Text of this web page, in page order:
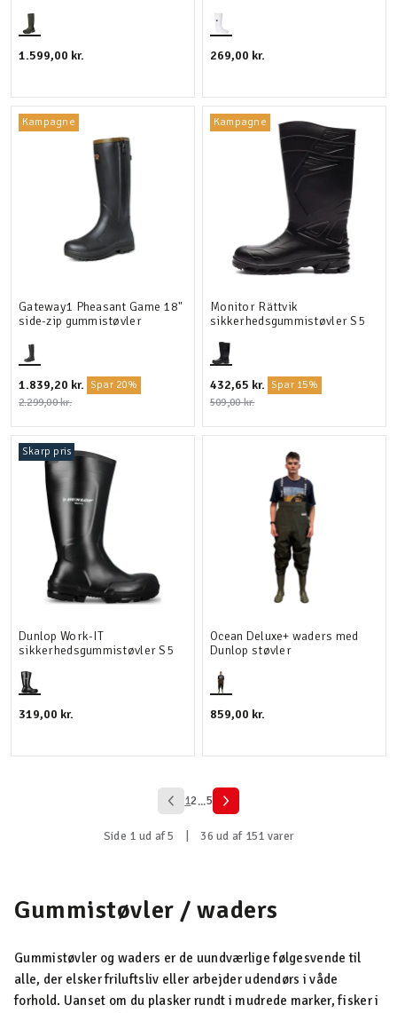
1.599,00 kr. 269,00 kr.
Kampagne
Gateway1 Pheasant Game 18"
side-zip gummistøvler
1.839,20 kr. Spar 20%
2.299,00 kr.
Kampagne
Monitor Rättvik
sikkerhedsgummistøvler S5
432,65 kr. Spar 15%
509,00 kr.
Skarp pris
Dunlop Work-IT
sikkerhedsgummistøvler S5
319,00 kr.
Ocean Deluxe+ waders med
Dunlop støvler
859,00 kr.
12...5
Side 1 ud af 5 36 ud af 151 varer
Gummistøvler / waders
Gummistøvler og waders er de uundværlige følgesvende til
alle, der elsker friluftsliv eller arbejder udendørs i våde
forhold. Uanset om du plasker rundt i mudrede marker, fisker i